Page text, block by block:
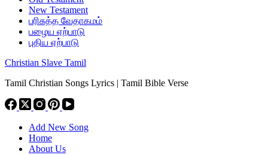
New Testament
பரிசுத்த வேதாகமம்
பழைய ஏற்பாடு
புதிய ஏற்பாடு
Christian Slave Tamil
Tamil Christian Songs Lyrics | Tamil Bible Verse
Add New Song
Home
About Us